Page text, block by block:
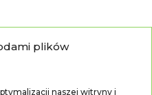
plików
naszej witryny i